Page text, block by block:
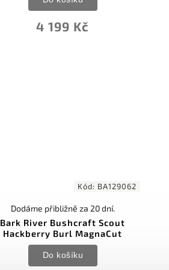
4 199 Kč
Kód: BA129062
Bark River Bushcraft Scout
Hackberry Burl MagnaCut
Dodáme přibližně za 20 dní.
Do košíku